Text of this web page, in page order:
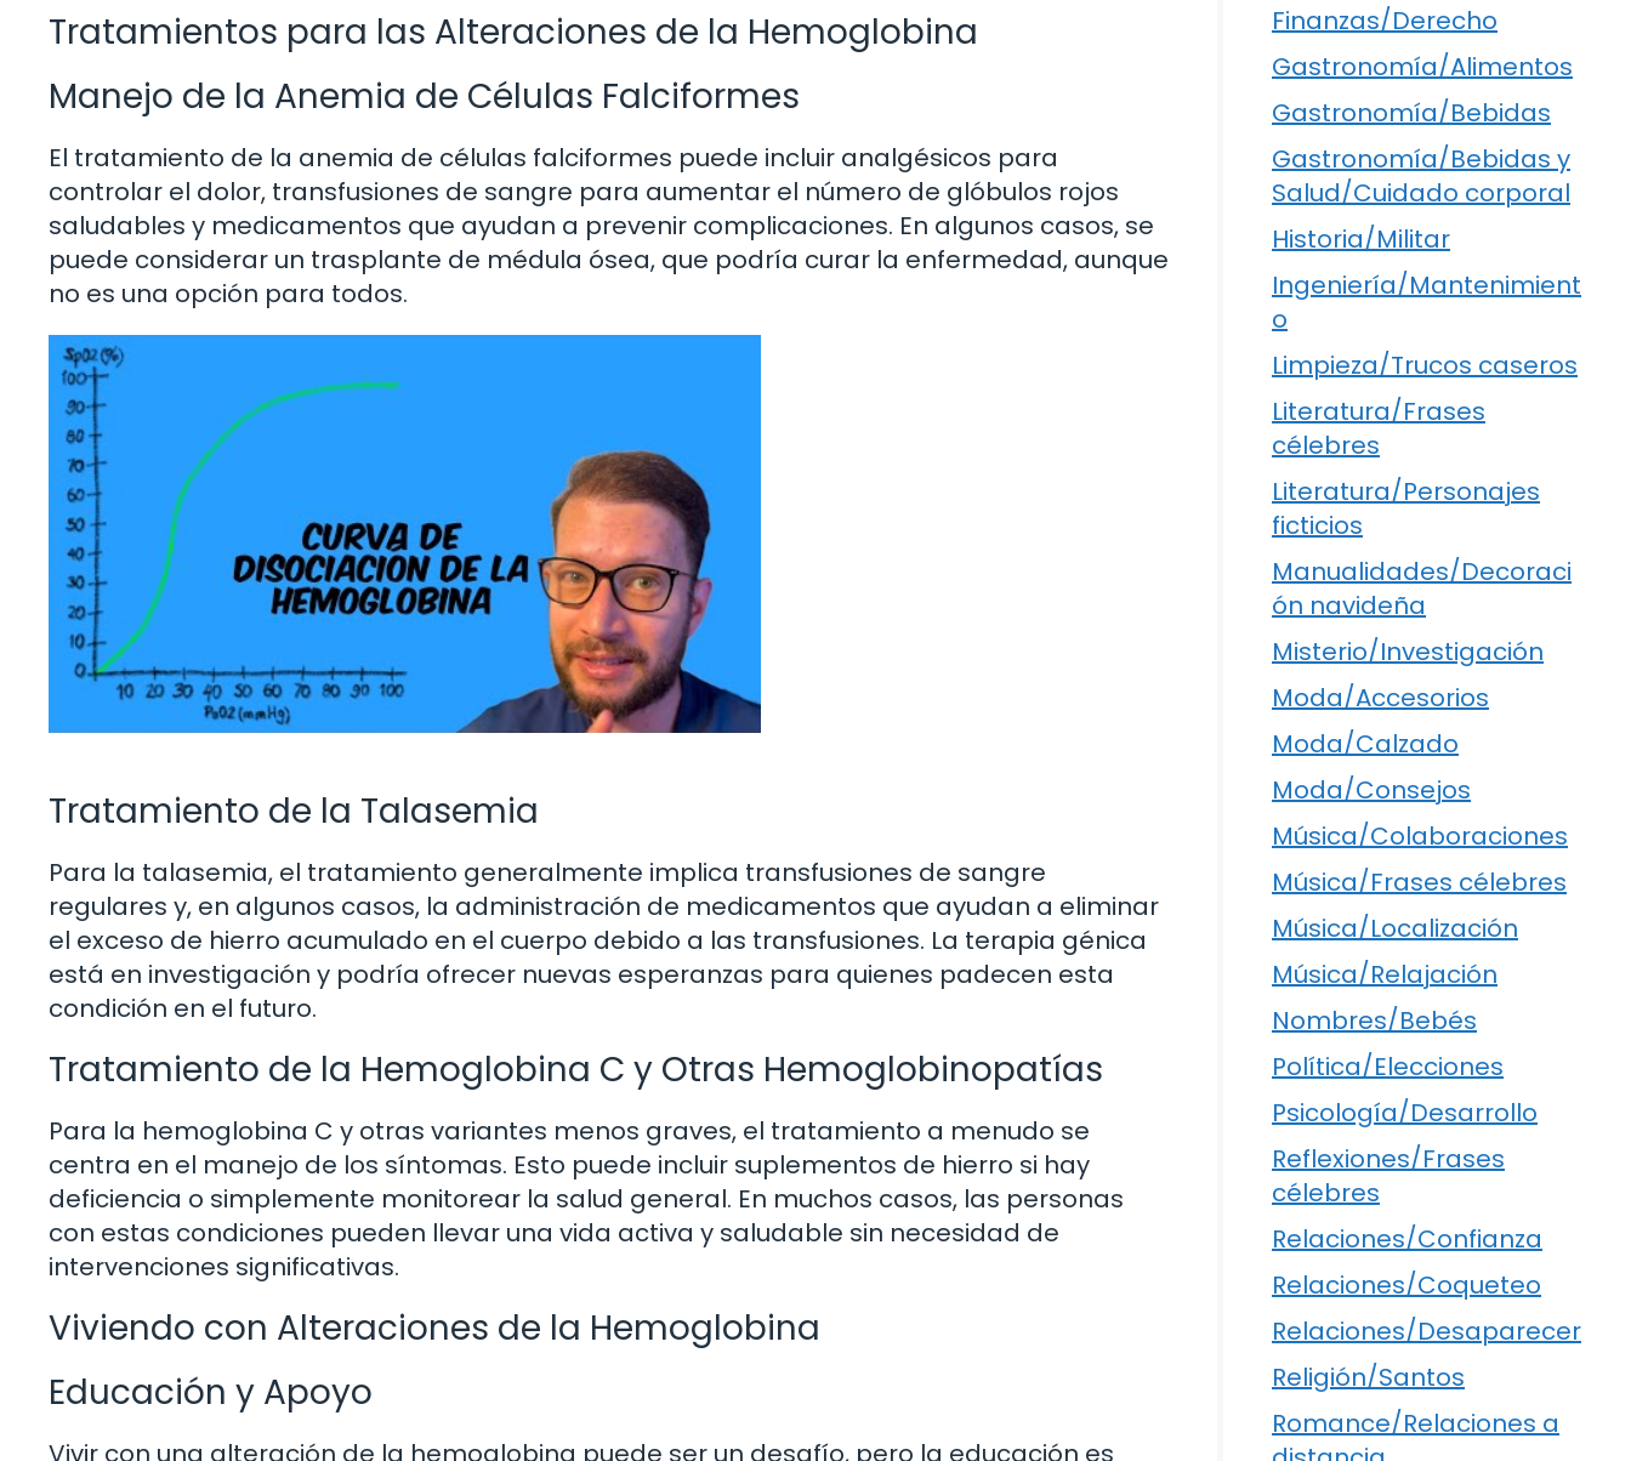
Tratamientos para las Alteraciones de la Hemoglobina
Manejo de la Anemia de Células Falciformes
El tratamiento de la anemia de células falciformes puede incluir analgésicos para
controlar el dolor, transfusiones de sangre para aumentar el número de glóbulos rojos
saludables y medicamentos que ayudan a prevenir complicaciones. En algunos casos, se
puede considerar un trasplante de médula ósea, que podría curar la enfermedad, aunque
no es una opción para todos.
Tratamiento de la Talasemia
Para la talasemia, el tratamiento generalmente implica transfusiones de sangre
regulares y, en algunos casos, la administración de medicamentos que ayudan a eliminar
el exceso de hierro acumulado en el cuerpo debido a las transfusiones. La terapia génica
está en investigación y podría ofrecer nuevas esperanzas para quienes padecen esta
condición en el futuro.
Tratamiento de la Hemoglobina C y Otras Hemoglobinopatías
Para la hemoglobina C y otras variantes menos graves, el tratamiento a menudo se
centra en el manejo de los síntomas. Esto puede incluir suplementos de hierro si hay
deficiencia o simplemente monitorear la salud general. En muchos casos, las personas
con estas condiciones pueden llevar una vida activa y saludable sin necesidad de
intervenciones significativas.
Viviendo con Alteraciones de la Hemoglobina
Educación y Apoyo
Finanzas/Derecho
Gastronomía/Alimentos
Gastronomía/Bebidas
Gastronomía/Bebidas y
Salud/Cuidado corporal
Historia/Militar
Ingeniería/Mantenimient
o
Limpieza/Trucos caseros
Literatura/Frases
célebres
Literatura/Personajes
ficticios
Manualidades/Decoraci
ón navideña
Misterio/Investigación
Moda/Accesorios
Moda/Calzado
Moda/Consejos
Música/Colaboraciones
Música/Frases célebres
Música/Localización
Música/Relajación
Nombres/Bebés
Política/Elecciones
Psicología/Desarrollo
Reflexiones/Frases
célebres
Relaciones/Confianza
Relaciones/Coqueteo
Relaciones/Desaparecer
Religión/Santos
Romance/Relaciones a